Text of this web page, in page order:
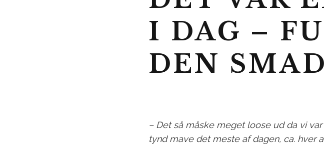
I DAG –
DEN
– Det så måske meget loose ud da vi
tynd mave det meste af dagen, ca. hver